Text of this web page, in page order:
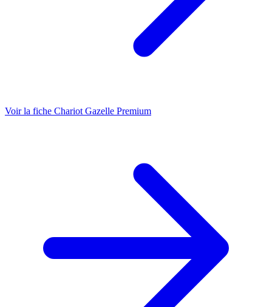
Voir la fiche Chariot Gazelle Premium